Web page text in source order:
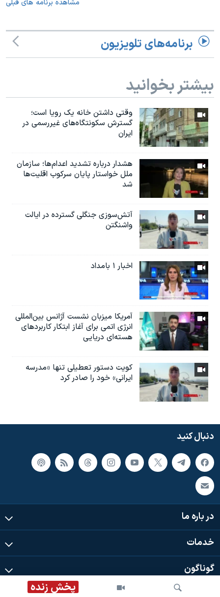
پخش زنده
مشاهده برنامه های قبلی
برنامه‌های تلویزیون
بیشتر بخوانید
وقتی داشتن خانه یک رویا است؛
گسترش سکونتگاه‌های غیررسمی در
ایران
هشدار درباره تشدید اعدام‌ها؛ سازمان
ملل خواستار پایان سرکوب اقلیت‌ها
شد
آتش‌سوزی جنگلی گسترده در ایالت
واشنگتن
اخبار ۱ بامداد
آمریکا میزبان نشست آژانس بین‌المللی
انرژی اتمی برای آغاز ابتکار کاربردهای
هسته‌ای دریایی
کویت دستور تعطیلی تنها «مدرسه
ایرانی» خود را صادر کرد
دنبال کنید
در باره ما
خدمات
گوناگون